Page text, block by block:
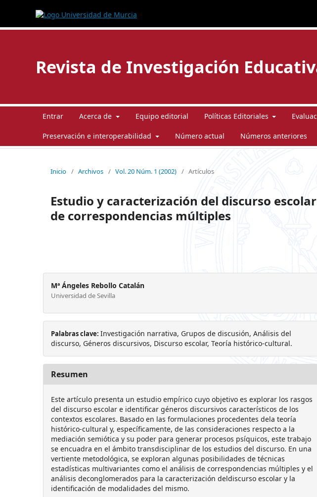
Revista de Investigación
Entrar Acerca de Equipo editorial Políticas Editoriales
Preservación e interoperabilidad Número actual Números anteriores
Inicio / Archivos / Vol. 20 Núm. 1 (2002) / Artículos
Estudio y caracterización del discurso
de correspondencias múltiples
Mª Ángeles Rebollo Catalán
Universidad de Sevilla
Palabras clave: Investigación narrativa, Grupos de discusión, Análisis del
discurso, Géneros discursivos, Discurso escolar, Teoría histórico-cultural.
Resumen
Este artículo presenta un estudio empírico cuyo objetivo es explorar los rasgos
del discurso escolar e identificar géneros discursivos característicos de los
contextos escolares. Basado en las formulaciones procedentes dela teoría
histórico-cultural y, específicamente, de las consideraciones respecto a la
mediación semiótica y su poder para generar procesos psíquicos, este trabajo
se encuadra en el ámbito transdisciplinar de los estudios del discurso. En una
vertiente metodológica, se exploran algunas posibilidades de técnicas
estadísticas multivariantes como el análisis de correspondencias múltiples y el
análisis deconglomerados para la caracterización deldiscurso escolar y la
identificación de modalidades del mismo.